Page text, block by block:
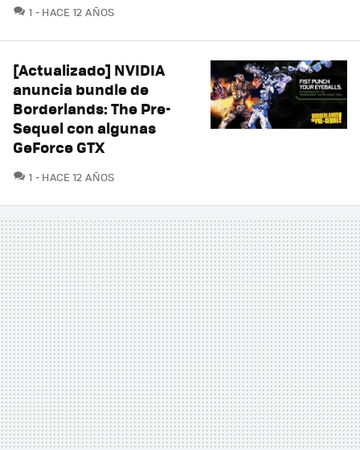
1 COMENTARIOS
HACE 12 AÑOS
[Actualizado] NVIDIA
anuncia bundle de
Borderlands: The Pre-
Sequel con algunas
GeForce GTX
1 COMENTARIOS
HACE 12 AÑOS